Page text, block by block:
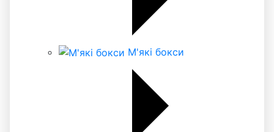
М'які бокси